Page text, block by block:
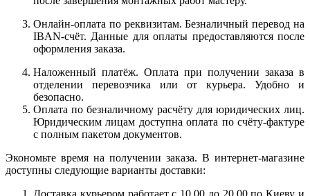
Онлайн-оплата по реквизитам. Безналичный перевод на
IBAN-счёт. Данные для оплаты предоставляются после
оформления заказа.
Наложенный платёж. Оплата при получении заказа в
отделении перевозчика или от курьера. Удобно и
безопасно.
Оплата по безналичному расчёту для юридических лиц.
Юридическим лицам доступна оплата по счёту-фактуре
с полным пакетом документов.
Экономьте время на получении заказа. В интернет-магазине
доступны следующие варианты доставки: